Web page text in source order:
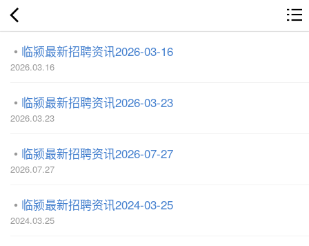
临颍最新招聘资讯2026-03-16
2026.03.16
临颍最新招聘资讯2026-03-23
2026.03.23
临颍最新招聘资讯2026-07-27
2026.07.27
临颍最新招聘资讯2024-03-25
2024.03.25